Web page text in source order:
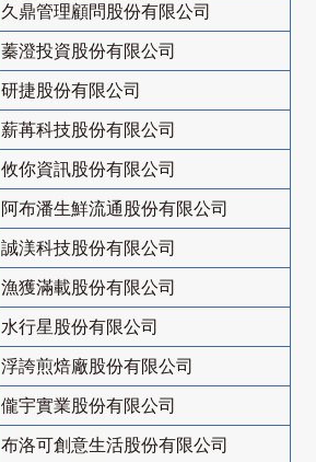
久鼎管理顧問股份有限公司
蓁澄投資股份有限公司
研捷股份有限公司
薪苒科技股份有限公司
攸你資訊股份有限公司
阿布潘生鮮流通股份有限公司
誠渼科技股份有限公司
漁獲滿載股份有限公司
水行星股份有限公司
浮誇煎焙廠股份有限公司
儱宇實業股份有限公司
布洛可創意生活股份有限公司